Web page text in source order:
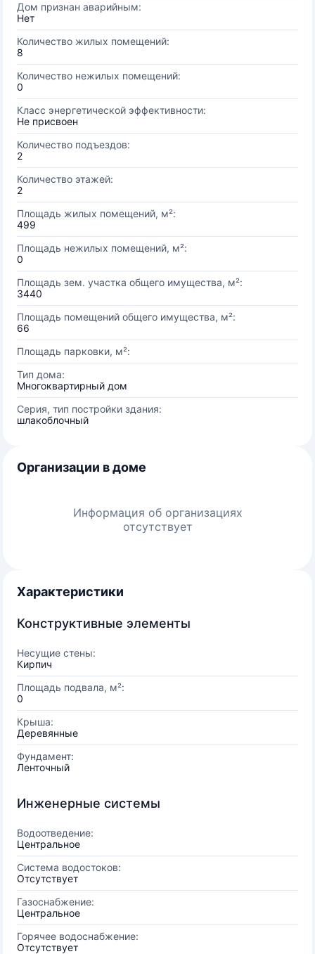
Дом признан аварийным:
Нет
Количество жилых помещений:
8
Количество нежилых помещений:
0
Класс энергетической эффективности:
Не присвоен
Количество подъездов:
2
Количество этажей:
2
Площадь жилых помещений, м²:
499
Площадь нежилых помещений, м²:
0
Площадь зем. участка общего имущества, м²:
3440
Площадь помещений общего имущества, м²:
66
Площадь парковки, м²:
Тип дома:
Многоквартирный дом
Серия, тип постройки здания:
шлакоблочный
Организации в доме
Информация об организациях
отсутствует
Характеристики
Конструктивные элементы
Несущие стены:
Кирпич
Площадь подвала, м²:
0
Крыша:
Деревянные
Фундамент:
Ленточный
Инженерные системы
Водоотведение:
Центральное
Система водостоков:
Отсутствует
Газоснабжение:
Центральное
Горячее водоснабжение:
Отсутствует